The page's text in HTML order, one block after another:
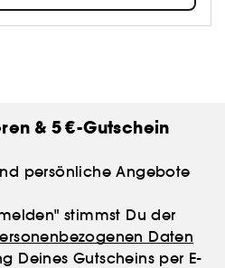
& 5 €-Gutschein
persönliche Angebote
stimmst Du der
Daten
Deines Gutscheins per E-